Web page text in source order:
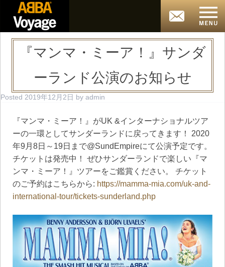
『マンマ・ミーア！』サンダ
ーランド公演のお知らせ
Posted 2019年12月2日 by admin
『マンマ・ミーア！』がUK &インターナショナルツア
ーの一環としてサンダーランドに戻ってきます！ 2020
年9月8日～19日まで@SundEmpireにて公演予定です。
チケットは発売中！ ぜひサンダーランドで楽しい『マ
ンマ・ミーア！』ツアーをご鑑賞ください。 チケット
のご予約はこちらから: https://mamma-mia.com/uk-and-
international-tour/tickets-sunderland.php